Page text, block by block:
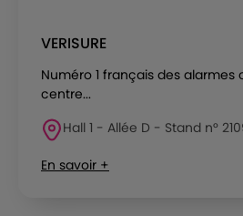
VERISURE
Numéro 1 français des
centre...
Hall 1 - Allée D - Stand n°
En savoir +